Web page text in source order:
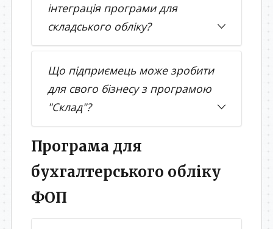
інтеграція програми для
складського обліку?
Що підприємець може зробити
для свого бізнесу з програмою
"Склад"?
Програма для
бухгалтерського обліку
ФОП